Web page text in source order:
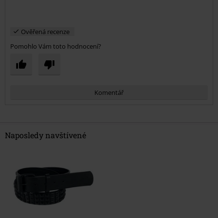
Ověřená recenze
Pomohlo Vám toto hodnocení?
Komentář
Odeslat komentář
Naposledy navštívené